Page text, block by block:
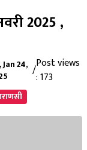
2025 ,
24, /Post views
: 173